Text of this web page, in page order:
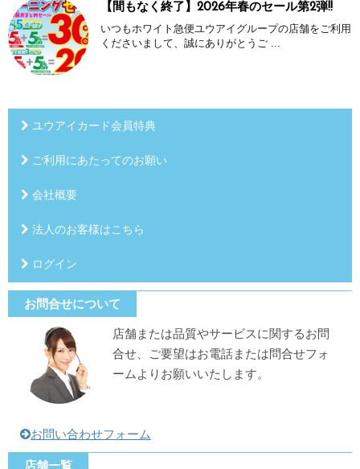
【間もなく終了】2026年春のセール第2弾!!
いつもホワイト急便ユウアイグループの店舗をご利用
くださいまして、誠にありがとうご ...
ユウアイカード会員特典
ご利用にあたってのお願い
会社概要
法人のお客様はこちら
ログイン
お問合せについて
店舗または品質やサービスに関するお問
合せ、ご要望はお電話または問合せフォ
ームよりお願いいたします。
お問い合わせフォーム
店舗一覧